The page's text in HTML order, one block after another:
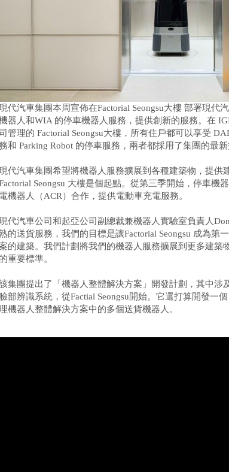
代汽車集團本周宣佈在Factorial Seongsu大樓 部署現代
器人和WIA 的停車機器人服務，提供創新的服務。在
管理的 Factorial Seongsu大樓，所有住戶都可以享受
和 Parking Robot 的停車服務，兩者都採用了集團的最新
代汽車集團希望將機器人服務擴展到各種建築物，提供
Seongsu 大樓是個起點。從第三季開始，停車機
電機器人（ACR）合作，提供電動車充電服務。
代汽車公司和起亞公司副總裁兼機器人實驗室負責人
的送貨服務，我們的目標是讓Factorial Seongsu 成為第
的建築。我們計劃將我們的機器人服務擴展到更多建築
的重要標準。
集團提出了「機器人整體解決方案」開發計劃，其中涉
臉部辨識系統，從Factial Seongsu開始。它還打算開發一
機器人整體解決方案中的多個送貨機器人。